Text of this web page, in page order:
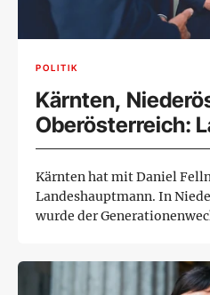
POLITIK
Kärnten,
Oberösterreich:
als Risiko
Kärnten hat mit Daniel
Landeshauptmann. In
wurde der